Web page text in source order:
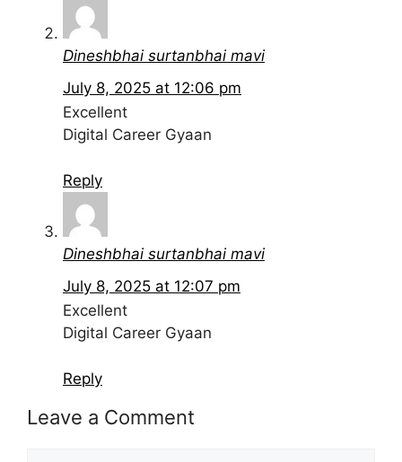
Dineshbhai surtanbhai mavi
July 8, 2025 at 12:06 pm
Excellent
Digital Career Gyaan
Reply
Dineshbhai surtanbhai mavi
July 8, 2025 at 12:07 pm
Excellent
Digital Career Gyaan
Reply
Leave a Comment